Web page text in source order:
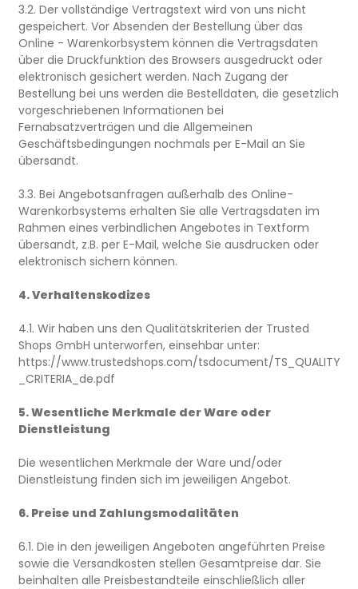
3.2. Der vollständige Vertragstext wird von uns nicht
gespeichert. Vor Absenden der Bestellung über das
Online - Warenkorbsystem können die Vertragsdaten
über die Druckfunktion des Browsers ausgedruckt oder
elektronisch gesichert werden. Nach Zugang der
Bestellung bei uns werden die Bestelldaten, die gesetzlich
vorgeschriebenen Informationen bei
Fernabsatzverträgen und die Allgemeinen
Geschäftsbedingungen nochmals per E-Mail an Sie
übersandt.
3.3. Bei Angebotsanfragen außerhalb des Online-
Warenkorbsystems erhalten Sie alle Vertragsdaten im
Rahmen eines verbindlichen Angebotes in Textform
übersandt, z.B. per E-Mail, welche Sie ausdrucken oder
elektronisch sichern können.
4. Verhaltenskodizes
4.1. Wir haben uns den Qualitätskriterien der Trusted
Shops GmbH unterworfen, einsehbar unter:
https://www.trustedshops.com/tsdocument/TS_QUALITY
_CRITERIA_de.pdf
5. Wesentliche Merkmale der Ware oder
Dienstleistung
Die wesentlichen Merkmale der Ware und/oder
Dienstleistung finden sich im jeweiligen Angebot.
6. Preise und Zahlungsmodalitäten
6.1. Die in den jeweiligen Angeboten angeführten Preise
sowie die Versandkosten stellen Gesamtpreise dar. Sie
beinhalten alle Preisbestandteile einschließlich aller